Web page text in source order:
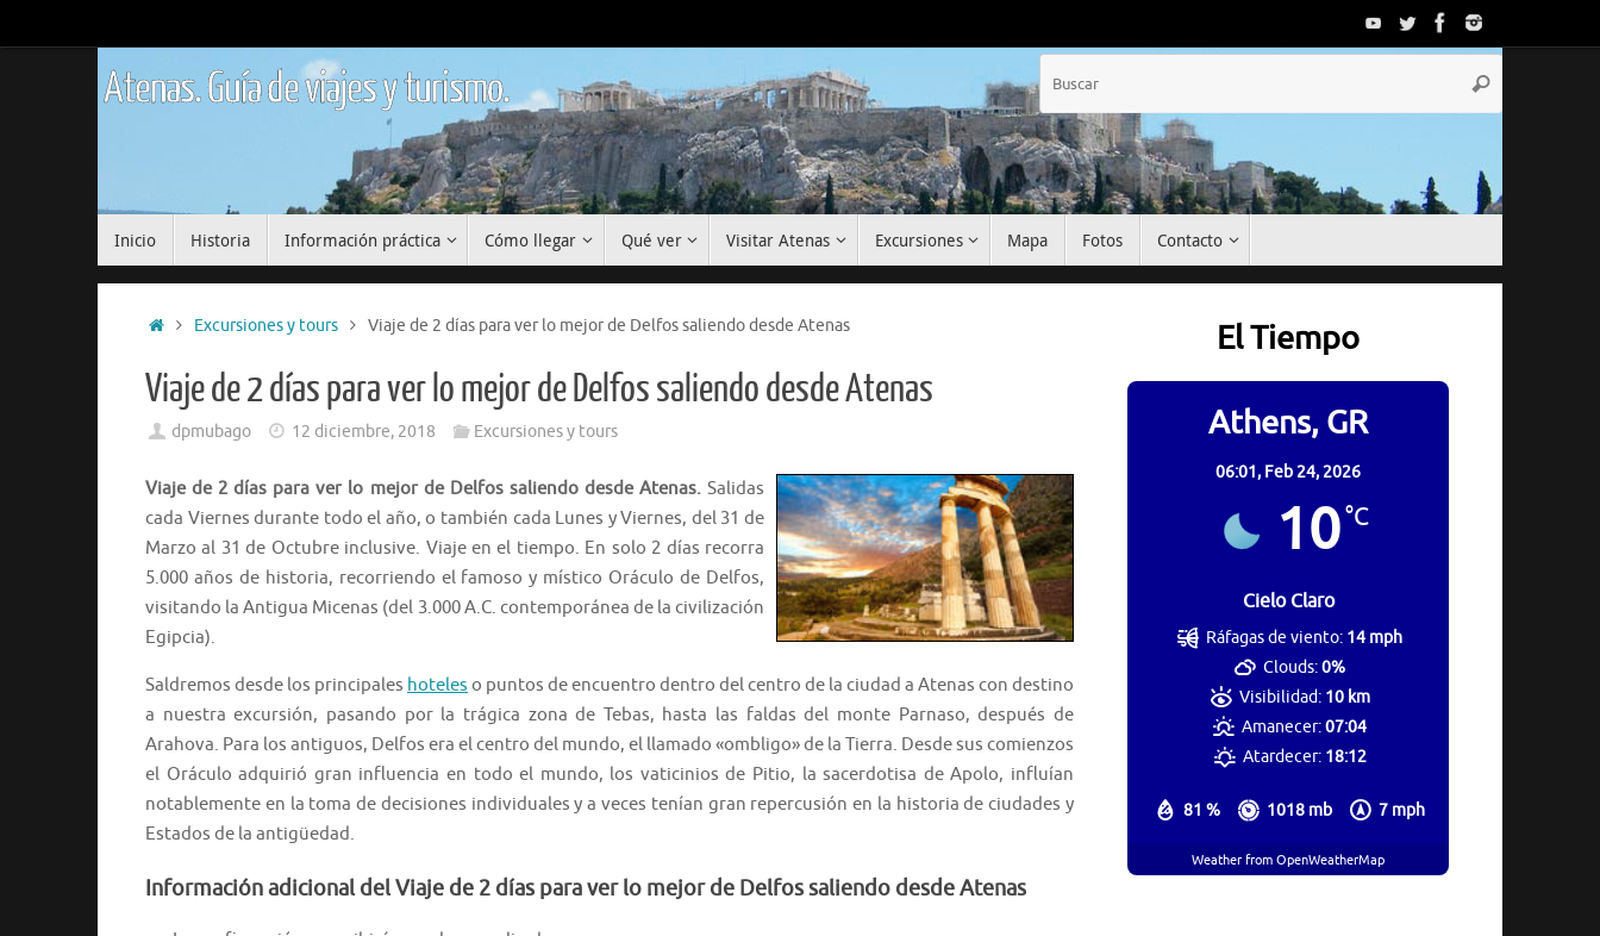
al
Atenas. Guía de viajes y turismo. Buscar
Inicio Historia Información práctica Cómo llegar Qué ver Visitar Atenas Excursiones Mapa Fotos Contacto
InicioExcursiones y tours Viaje de 2 días para ver lo mejor de Delfos saliendo desde Atenas
Viaje de 2 días para ver lo mejor de Delfos saliendo desde Atenas
dpmubago 12 diciembre, 2018 Excursiones y tours
Viaje de 2 días para ver lo mejor de Delfos saliendo desde Atenas. Salidas
cada Viernes durante todo el año, o también cada Lunes y Viernes, del 31 de
Marzo al 31 de Octubre inclusive. Viaje en el tiempo. En solo 2 días recorra
5.000 años de historia, recorriendo el famoso y místico Oráculo de Delfos,
visitando la Antigua Micenas (del 3.000 A.C. contemporánea de la civilización
Egipcia).
Saldremos desde los principales hoteles o puntos de encuentro dentro del centro de la ciudad a Atenas con destino
a nuestra excursión, pasando por la trágica zona de Tebas, hasta las faldas del monte Parnaso, después de
Arahova. Para los antiguos, Delfos era el centro del mundo, el llamado «ombligo» de la Tierra. Desde sus comienzos
el Oráculo adquirió gran influencia en todo el mundo, los vaticinios de Pitio, la sacerdotisa de Apolo, influían
notablemente en la toma de decisiones individuales y a veces tenían gran repercusión en la historia de ciudades y
Estados de la antigüedad.
Información adicional del Viaje de 2 días para ver lo mejor de Delfos saliendo desde Atenas
El Tiempo
Athens, GR
06:01, Feb 24, 2026
10°C
Cielo Claro
81 % 1018 mb 7 mph
Ráfagas de viento: 14 mph
Clouds:0%
Visibilidad: 10 km
Amanecer:07:04
Atardecer: 18:12
Weather from OpenWeatherMap